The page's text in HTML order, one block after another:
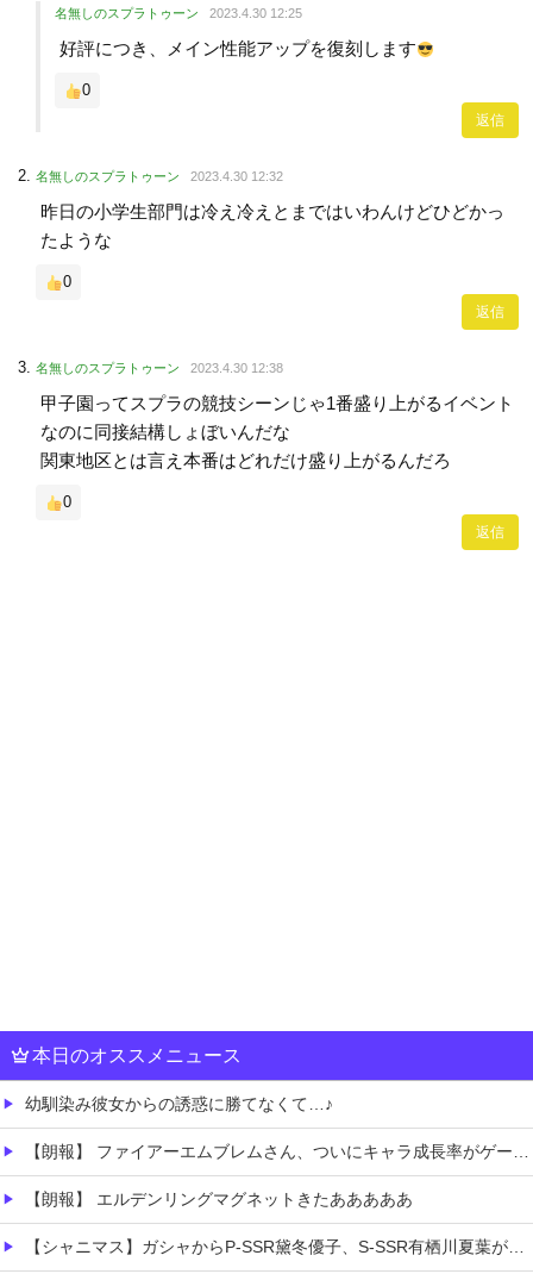
名無しのスプラトゥーン 2023.4.30 12:25
好評につき、メイン性能アップを復刻します
0
返信
名無しのスプラトゥーン 2023.4.30 12:32
昨日の小学生部門は冷え冷えとまではいわんけどひどかっ
たような
0
返信
名無しのスプラトゥーン 2023.4.30 12:38
甲子園ってスプラの競技シーンじゃ1番盛り上がるイベント
なのに同接結構しょぼいんだな
関東地区とは言え本番はどれだけ盛り上がるんだろ
0
返信
本日のオススメニュース
幼馴染み彼女からの誘惑に勝てなくて…♪
【朗報】 ファイアーエムブレムさん、ついにキャラ成長率がゲーム内で見れるようになる
【朗報】 エルデンリングマグネットきたあああああ
【シャニマス】ガシャからP-SSR黛冬優子、S-SSR有栖川夏葉が登場！イベントS-SR福丸小糸！